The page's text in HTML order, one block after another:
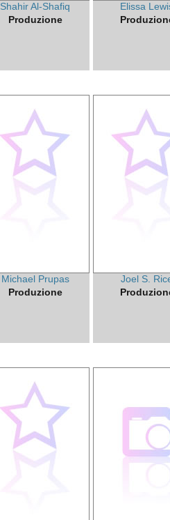
Shahir Al-Shafiq
Produzione
Elissa
Michael Prupas
Produzione
Joel S.